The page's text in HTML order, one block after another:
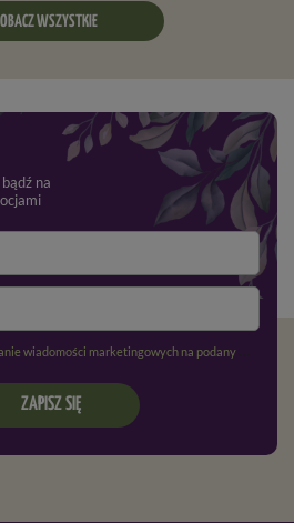
WSZYSTKIE
na
na podany adres e-mail oraz przetwarzanie danych osobowych zgodnie z
ZAPISZ SIĘ